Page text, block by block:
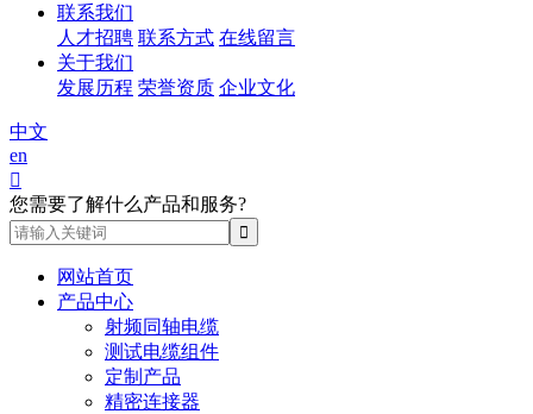
联系我们
人才招聘 联系方式 在线留言
关于我们
发展历程 荣誉资质 企业文化
中文
en

您需要了解什么产品和服务?
网站首页
产品中心
射频同轴电缆
测试电缆组件
定制产品
精密连接器